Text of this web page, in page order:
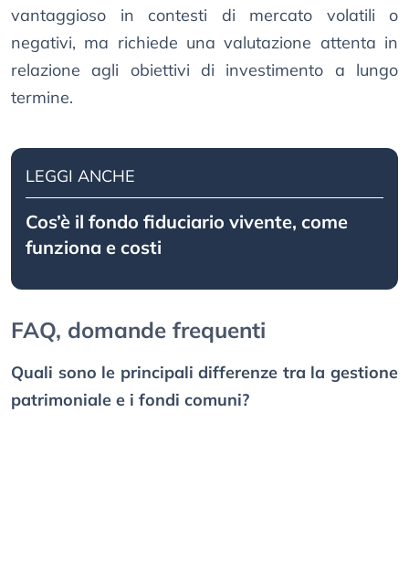
vantaggioso in contesti di mercato volatili o
negativi, ma richiede una valutazione attenta in
relazione agli obiettivi di investimento a lungo
termine.
LEGGI ANCHE
Cos’è il fondo fiduciario vivente, come
funziona e costi
FAQ, domande frequenti
Quali sono le principali differenze tra la gestione
patrimoniale e i fondi comuni?